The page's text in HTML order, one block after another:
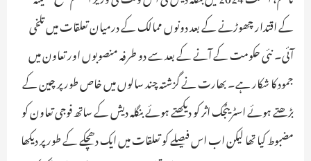
کے اقتدار چھوڑنے کے بعد دونوں ممالک کے درمیان تعلقات میں تلخی
آئی۔ نئی حکومت کے آنے کے بعد سے دو طرفہ منصوبوں اور تعاون میں
جمود کا شکار ہے۔ بھارت نے گزشتہ چند سالوں میں خاص طور پر چین کے
بڑھتے ہوئے اسٹریٹجک اثر کو دیکھتے ہوئے بنگلہ دیش کے ساتھ فوجی تعاون کو
مضبوط کیا تھا لیکن اب اس فیصلے کو تعلقات میں ایک دھچکے کے طور پر دیکھا